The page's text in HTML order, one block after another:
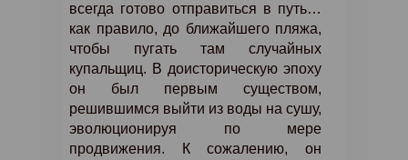
всегда готово отправиться в путь…
как правило, до ближайшего пляжа,
чтобы пугать там случайных
купальщиц. В доисторическую эпоху
он был первым существом,
решившимся выйти из воды на сушу,
эволюционируя по мере
продвижения. К сожалению, он